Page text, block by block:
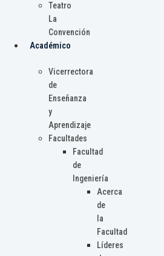
Teatro
La
Convención
Académico
Vicerrectora
de
Enseñanza
y
Aprendizaje
Facultades
Facultad
de
Ingeniería
Acerca
de
la
Facultad
Líderes